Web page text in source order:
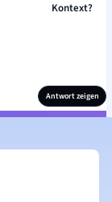
Kontext?
Antwort zeigen